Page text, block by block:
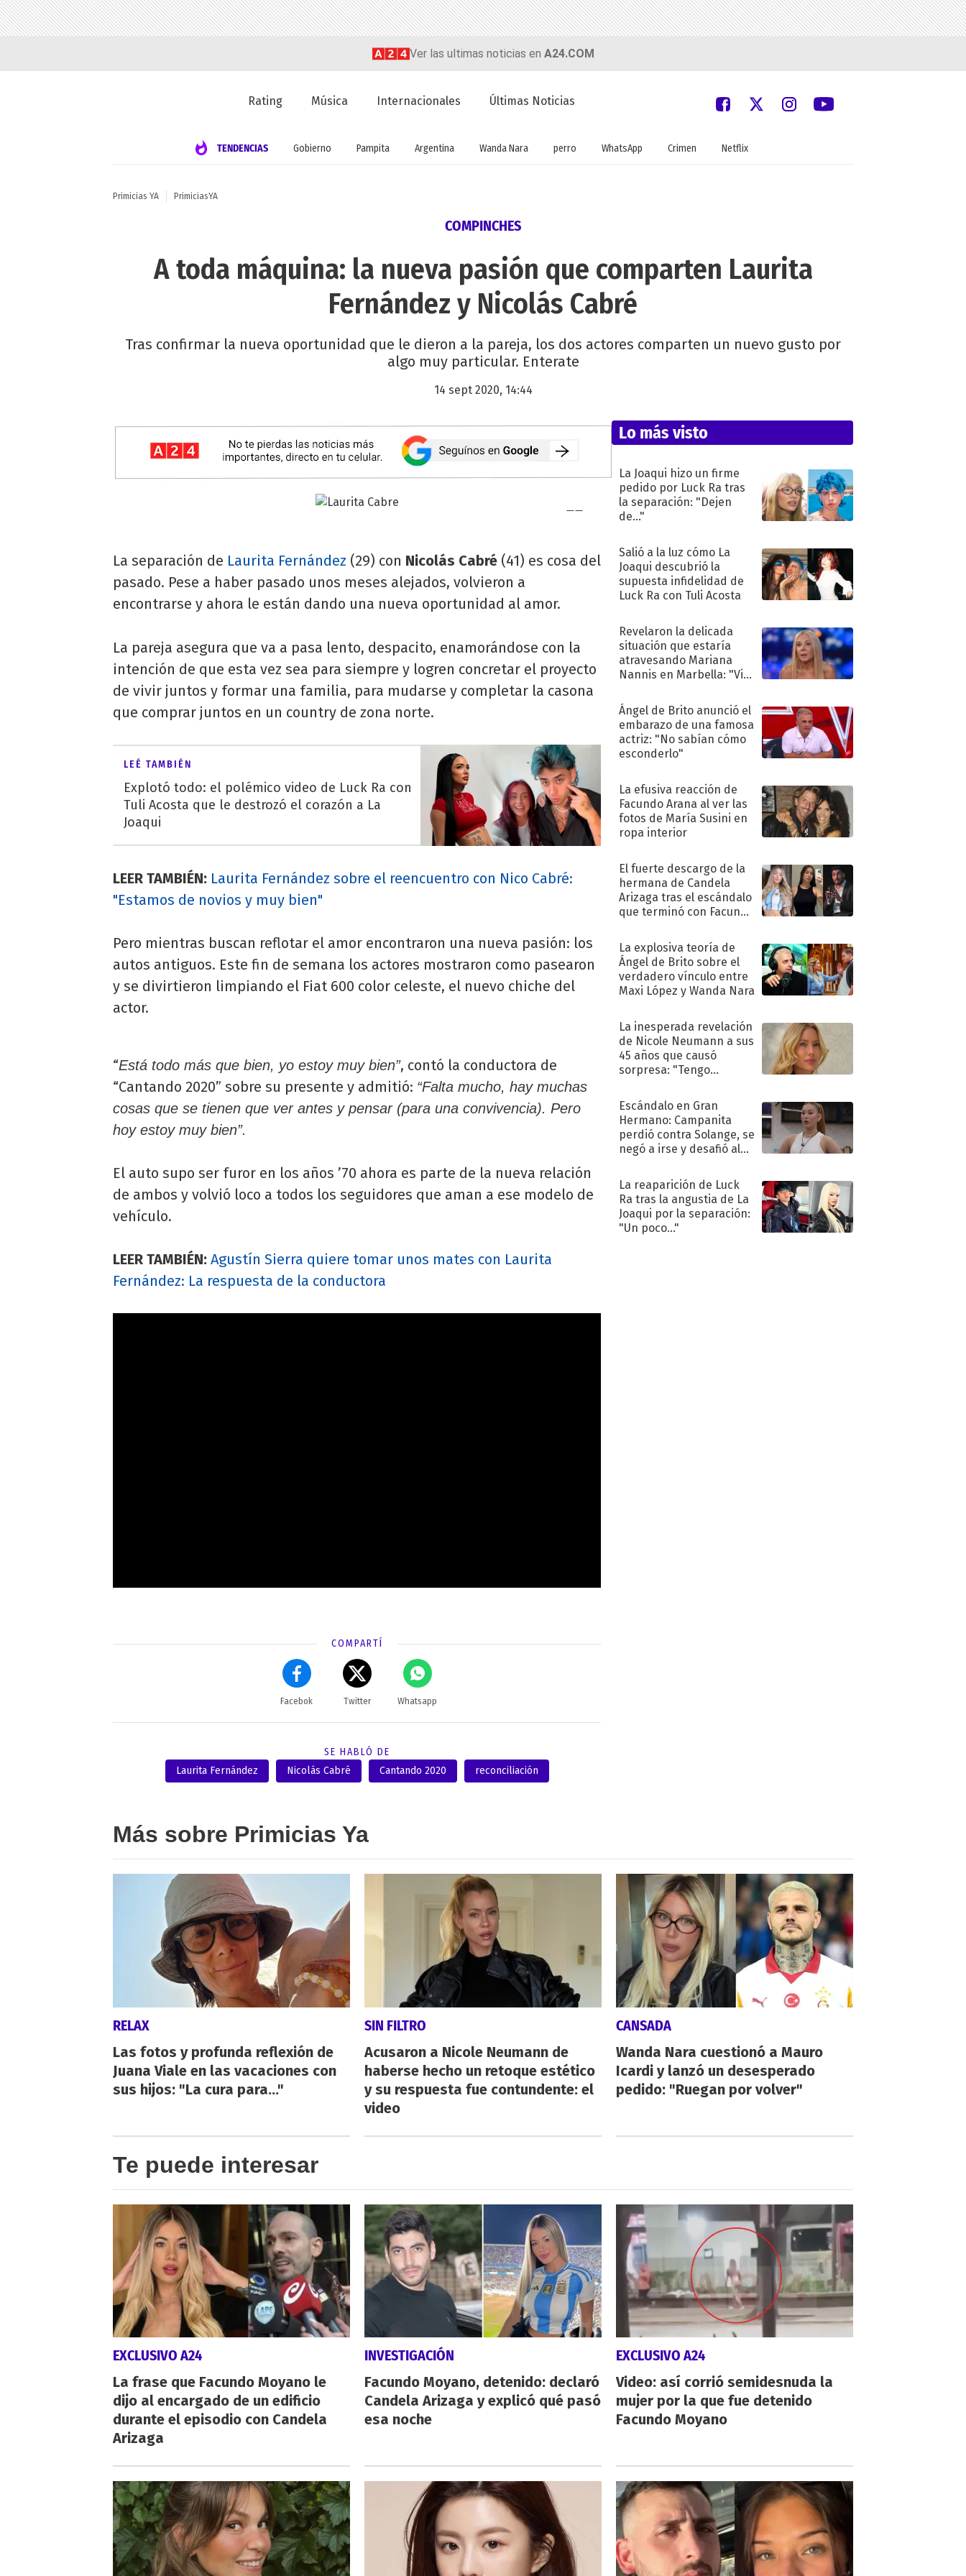
Ver las ultimas noticias en A24.COM
Rating Música Internacionales Últimas Noticias
TENDENCIAS Gobierno Pampita Argentina Wanda Nara perro WhatsApp Crimen Netflix
Primicias YA PrimiciasYA
COMPINCHES
A toda máquina: la nueva pasión que comparten Laurita
Fernández y Nicolás Cabré
Tras confirmar la nueva oportunidad que le dieron a la pareja, los dos actores comparten un nuevo gusto por
algo muy particular. Enterate
14 sept 2020, 14:44
La separación de Laurita Fernández (29) con Nicolás Cabré (41) es cosa del
pasado. Pese a haber pasado unos meses alejados, volvieron a
encontrarse y ahora le están dando una nueva oportunidad al amor.
La pareja asegura que va a pasa lento, despacito, enamorándose con la
intención de que esta vez sea para siempre y logren concretar el proyecto
de vivir juntos y formar una familia, para mudarse y completar la casona
que comprar juntos en un country de zona norte.
LEÉ TAMBIÉN
Explotó todo: el polémico video de Luck Ra con
Tuli Acosta que le destrozó el corazón a La
Joaqui
LEER TAMBIÉN: Laurita Fernández sobre el reencuentro con Nico Cabré:
"Estamos de novios y muy bien"
Pero mientras buscan reflotar el amor encontraron una nueva pasión: los
autos antiguos. Este fin de semana los actores mostraron como pasearon
y se divirtieron limpiando el Fiat 600 color celeste, el nuevo chiche del
actor.
“Está todo más que bien, yo estoy muy bien”, contó la conductora de
“Cantando 2020” sobre su presente y admitió: “Falta mucho, hay muchas
cosas que se tienen que ver antes y pensar (para una convivencia). Pero
hoy estoy muy bien”.
El auto supo ser furor en los años ’70 ahora es parte de la nueva relación
de ambos y volvió loco a todos los seguidores que aman a ese modelo de
vehículo.
LEER TAMBIÉN: Agustín Sierra quiere tomar unos mates con Laurita
Fernández: La respuesta de la conductora
COMPARTÍ
Facebok Twitter Whatsapp
SE HABLÓ DE
Laurita Fernández
Nicolás Cabré Cantando 2020 reconciliación
Lo más visto
La Joaqui hizo un firme
pedido por Luck Ra tras
la separación: "Dejen
de..."
Salió a la luz cómo La
Joaqui descubrió la
supuesta infidelidad de
Luck Ra con Tuli Acosta
Revelaron la delicada
situación que estaría
atravesando Mariana
Nannis en Marbella: "Vive
Ángel de Brito anunció el
embarazo de una famosa
actriz: "No sabían cómo
esconderlo"
La efusiva reacción de
Facundo Arana al ver las
fotos de María Susini en
ropa interior
El fuerte descargo de la
hermana de Candela
Arizaga tras el escándalo
que terminó con Facundo
La explosiva teoría de
Ángel de Brito sobre el
verdadero vínculo entre
Maxi López y Wanda Nara
La inesperada revelación
de Nicole Neumann a sus
45 años que causó
sorpresa: "Tengo
Escándalo en Gran
Hermano: Campanita
perdió contra Solange, se
negó a irse y desafió al
La reaparición de Luck
Ra tras la angustia de La
Joaqui por la separación:
"Un poco..."
Más sobre Primicias Ya
RELAX
Las fotos y profunda reflexión de
Juana Viale en las vacaciones con
sus hijos: "La cura para..."
SIN FILTRO
Acusaron a Nicole Neumann de
haberse hecho un retoque estético
y su respuesta fue contundente: el
video
CANSADA
Wanda Nara cuestionó a Mauro
Icardi y lanzó un desesperado
pedido: "Ruegan por volver"
Te puede interesar
EXCLUSIVO A24
La frase que Facundo Moyano le
dijo al encargado de un edificio
durante el episodio con Candela
Arizaga
INVESTIGACIÓN
Facundo Moyano, detenido: declaró
Candela Arizaga y explicó qué pasó
esa noche
EXCLUSIVO A24
Video: así corrió semidesnuda la
mujer por la que fue detenido
Facundo Moyano